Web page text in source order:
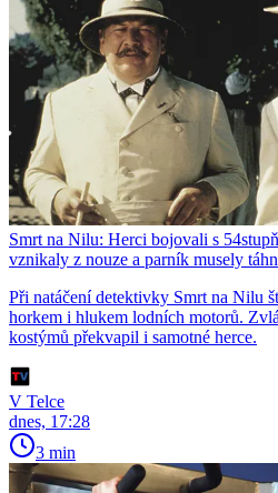
Smrt na Nilu: Herci bojovali s
vznikaly z nouze a parník musely
Při natáčení detektivky Smrt na Nilu
horkem i hlukem lodních motorů.
kostýmů překvapil i samotné herce.
V Telce
dnes, 17:28
3 min